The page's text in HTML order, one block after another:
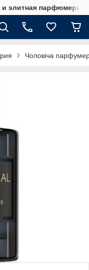
и элитная
Чоловіча